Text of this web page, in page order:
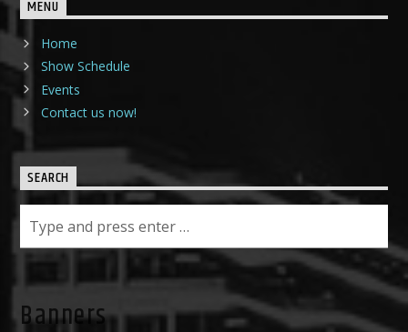
MENU
Home
Show Schedule
Events
Contact us now!
SEARCH
Banners